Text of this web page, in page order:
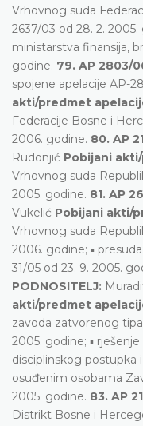
Vrhovnog suda
2637/03 od 28. 2.
ministarstva finansija,
godine. 79. AP 2803/
spojene apelacije AP-
akti/predmet
Federacije Bosne i
2006. godine. 80. AP
Rudonjić Pobijani
Vrhovnog suda
2005. godine. 81. AP
Vukelić Pobijani akti/
Vrhovnog suda
2006. godine; ▪
31/05 od 23. 9. 2005.
PODNOSITELJ:
akti/predmet
zavoda zatvorenog tipa
2005. godine; ▪
disciplinskog postupka
osuđenim osobama
2005. godine. 83. AP
Distrikt Bosne i